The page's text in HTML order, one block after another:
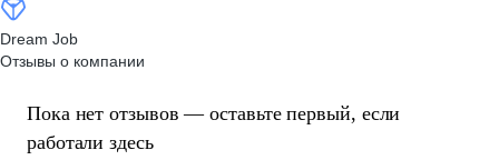
Dream Job
Отзывы о компании
Пока нет отзывов — оставьте первый, если
работали здесь